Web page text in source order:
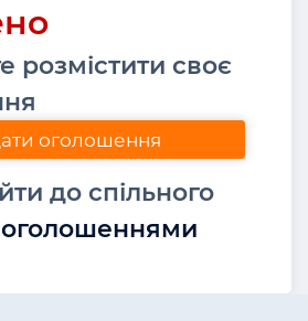
розмістити своє
оголошення
до спільного
оголошеннями